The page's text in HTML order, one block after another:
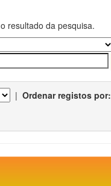
resultado da pesquisa.
| Ordenar registos por: